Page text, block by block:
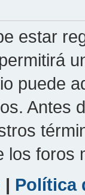
estar
puede
Antes
los foros
| Política